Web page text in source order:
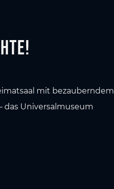
mit bezauberndem
das Universalmuseum